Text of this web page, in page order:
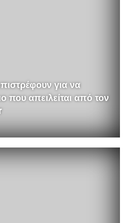
για να
που απειλείται από τον